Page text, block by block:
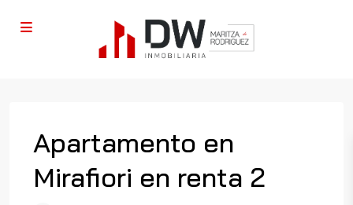
Apartamento en
Mirafiori en renta 2